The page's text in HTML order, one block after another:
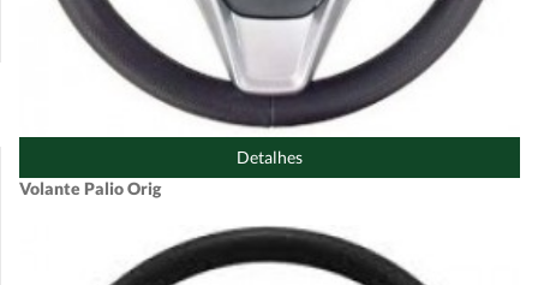
Detalhes
Volante Palio Orig